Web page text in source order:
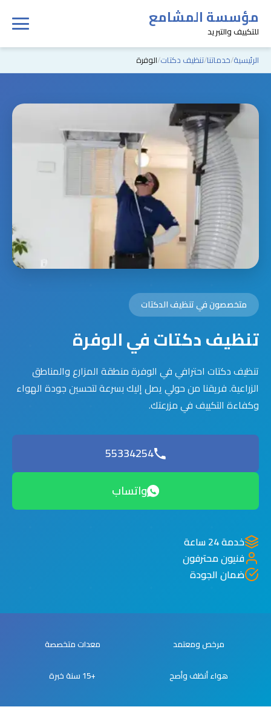
مؤسسة المشامع
للتكييف والتبريد
الرئيسية خدماتنا تنظيف دكتات الوفرة
متخصصون في تنظيف الدكتات
تنظيف دكتات في الوفرة
تنظيف دكتات احترافي في الوفرة منطقة المزارع والمناطق
الزراعية. فريقنا من حولي يصل إليك بسرعة لتحسين جودة الهواء
وكفاءة التكييف في مزرعتك.
55334254
واتساب
خدمة 24 ساعة
فنيون محترفون
ضمان الجودة
مرخص ومعتمد معدات متخصصة
هواء أنظف وأصح +15 سنة خبرة